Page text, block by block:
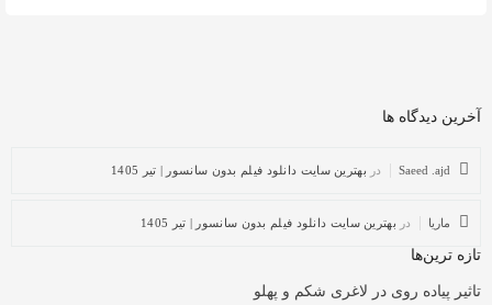
آخرین دیدگاه ها
Saeed .ajd در بهترین سایت دانلود فیلم بدون سانسور | تیر 1405
ماریا در بهترین سایت دانلود فیلم بدون سانسور | تیر 1405
تازه ترین‌ها
تاثیر پیاده روی در لاغری شکم و پهلو